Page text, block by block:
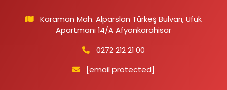
Karaman Mah. Alparslan Türkeş Bulvarı, Ufuk
Apartmanı 14/A Afyonkarahisar
0272 212 21 00
[email protected]